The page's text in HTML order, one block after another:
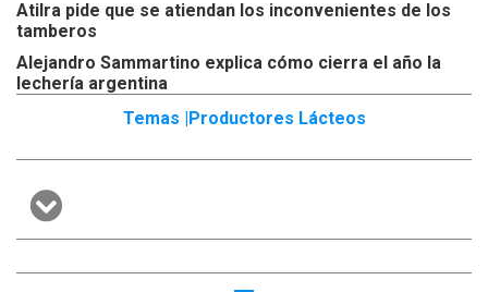
Atilra pide que se atiendan los inconvenientes de los
tamberos
Alejandro Sammartino explica cómo cierra el año la
lechería argentina
Temas |
Productores Lácteos